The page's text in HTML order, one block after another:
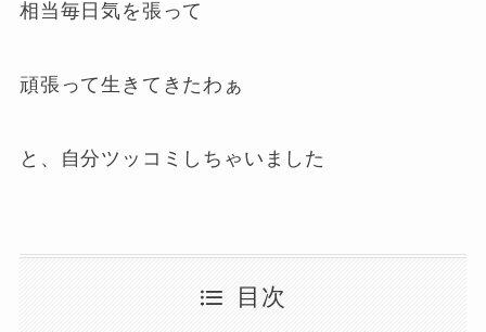
相当毎日気を張って
頑張って生きてきたわぁ
と、自分ツッコミしちゃいました
目次